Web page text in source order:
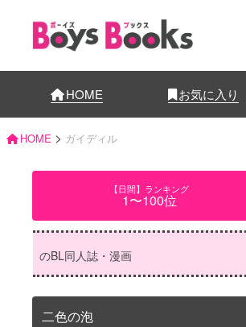
HOME お気に入り
HOME > ガイディル
【日間】ランキング
1〜100位
のBL同人誌・漫画
二色の泡